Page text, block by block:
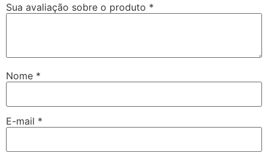
Sua avaliação sobre o produto *
Nome *
E-mail *